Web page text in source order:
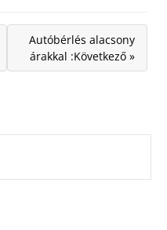
Autóbérlés alacsony
árakkal :Következő »